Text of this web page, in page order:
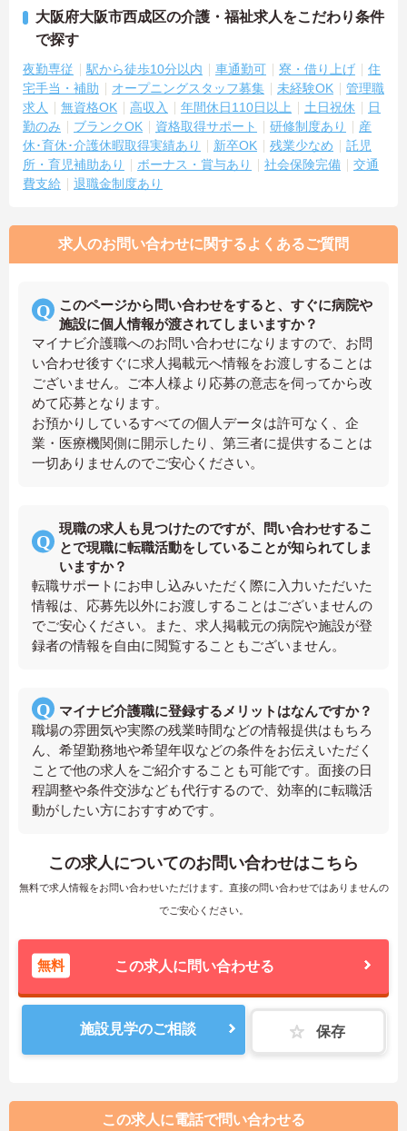
大阪府大阪市西成区の介護・福祉求人をこだわり条件
で探す
夜勤専従 駅から徒歩10分以内 車通勤可 寮・借り上げ
住
宅手当・補助
オープニングスタッフ募集 未経験OK
管理職
求人
無資格OK 高収入 年間休日110日以上 土日祝休
日
勤のみ
ブランクOK 資格取得サポート 研修制度あり
産
休･育休･介護休暇取得実績あり
新卒OK 残業少なめ
託児
所・育児補助あり
ボーナス・賞与あり 社会保険完備
交通
費支給
退職金制度あり
求人のお問い合わせに関するよくあるご質問
このページから問い合わせをすると、すぐに病院や
施設に個人情報が渡されてしまいますか？
マイナビ介護職へのお問い合わせになりますので、お問
い合わせ後すぐに求人掲載元へ情報をお渡しすることは
ございません。ご本人様より応募の意志を伺ってから改
めて応募となります。
お預かりしているすべての個人データは許可なく、企
業・医療機関側に開示したり、第三者に提供することは
一切ありませんのでご安心ください。
現職の求人も見つけたのですが、問い合わせするこ
とで現職に転職活動をしていることが知られてしま
いますか？
転職サポートにお申し込みいただく際に入力いただいた
情報は、応募先以外にお渡しすることはございませんの
でご安心ください。また、求人掲載元の病院や施設が登
録者の情報を自由に閲覧することもございません。
マイナビ介護職に登録するメリットはなんですか？
職場の雰囲気や実際の残業時間などの情報提供はもちろ
ん、希望勤務地や希望年収などの条件をお伝えいただく
ことで他の求人をご紹介することも可能です。面接の日
程調整や条件交渉なども代行するので、効率的に転職活
動がしたい方におすすめです。
この求人についてのお問い合わせはこちら
無料で求人情報をお問い合わせいただけます。直接の問い合わせではありませんの
でご安心ください。
無料 この求人に問い合わせる
施設見学のご相談 保存
この求人に電話で問い合わせる